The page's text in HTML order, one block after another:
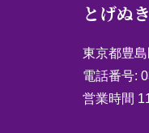
とげぬ
東京都豊
電話番号:
営業時間